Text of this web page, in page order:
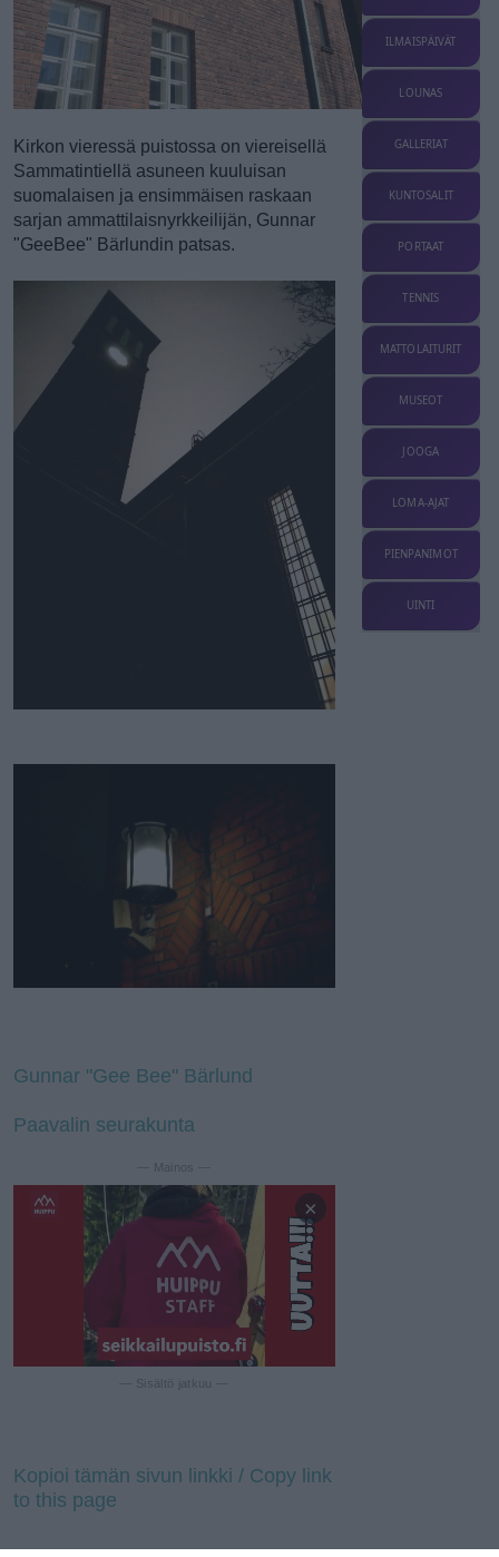
Kirkon vieressä puistossa on viereisellä
Sammatintiellä asuneen kuuluisan
suomalaisen ja ensimmäisen raskaan
sarjan ammattilaisnyrkkeilijän, Gunnar
"GeeBee" Bärlundin patsas.
Gunnar "Gee Bee" Bärlund
Paavalin seurakunta
— Mainos —
×
— Sisältö jatkuu —
Kopioi tämän sivun linkki / Copy link
to this page
ILMAISPÄIVÄT
LOUNAS
GALLERIAT
KUNTOSALIT
PORTAAT
TENNIS
MATTOLAITURIT
MUSEOT
JOOGA
LOMA-AJAT
PIENPANIMOT
UINTI